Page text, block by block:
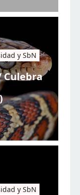
y SbN
Culebra
y SbN